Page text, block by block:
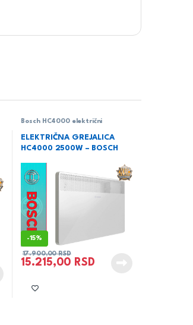
Bosch HC4000 električni
ELEKTRIČNA GREJALICA
HC4000 2500W – BOSCH
-15%
15.215,00 RSD
17.900,00RSD